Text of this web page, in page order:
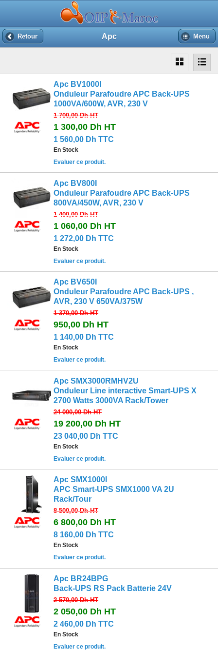
Retour Apc Menu
Apc BV1000I
Onduleur Parafoudre APC Back-UPS
1000VA/600W, AVR, 230 V
1 700,00 DhHT
1 300,00 Dh HT
1 560,00 Dh TTC
En Stock
Evaluer ce produit.
Apc BV800I
Onduleur Parafoudre APC Back-UPS
800VA/450W, AVR, 230 V
1 400,00 DhHT
1 060,00 Dh HT
1 272,00 Dh TTC
En Stock
Evaluer ce produit.
Apc BV650I
Onduleur Parafoudre APC Back-UPS ,
AVR, 230 V 650VA/375W
1 370,00 DhHT
950,00 Dh HT
1 140,00 Dh TTC
En Stock
Evaluer ce produit.
Apc SMX3000RMHV2U
Onduleur Line interactive Smart-UPS X
2700 Watts 3000VA Rack/Tower
24 000,00 DhHT
19 200,00 Dh HT
23 040,00 Dh TTC
En Stock
Evaluer ce produit.
Apc SMX1000I
APC Smart-UPS SMX1000 VA 2U
Rack/Tour
8 500,00 DhHT
6 800,00 Dh HT
8 160,00 Dh TTC
En Stock
Evaluer ce produit.
Apc BR24BPG
Back-UPS RS Pack Batterie 24V
2 570,00 DhHT
2 050,00 Dh HT
2 460,00 Dh TTC
En Stock
Evaluer ce produit.